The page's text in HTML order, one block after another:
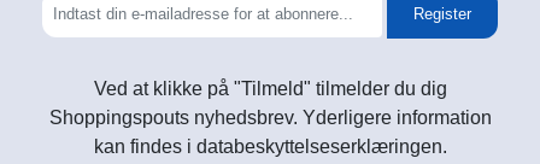
Register
Ved at klikke på "Tilmeld" tilmelder du dig
Shoppingspouts nyhedsbrev. Yderligere information
kan findes i databeskyttelseserklæringen.